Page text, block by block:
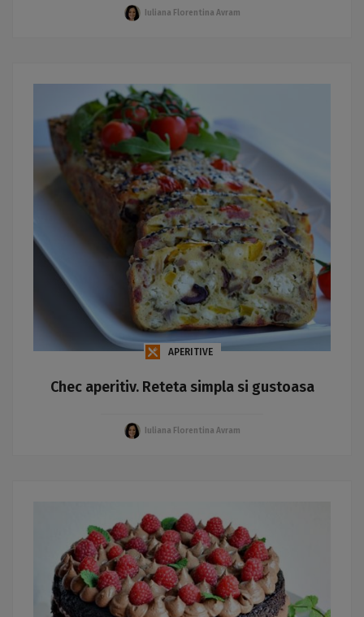
Iuliana Florentina Avram
APERITIVE
Chec aperitiv. Reteta simpla si gustoasa
Iuliana Florentina Avram